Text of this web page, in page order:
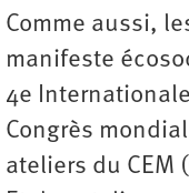
Comme aussi,
manifeste
4e
Congrès
ateliers du CEM